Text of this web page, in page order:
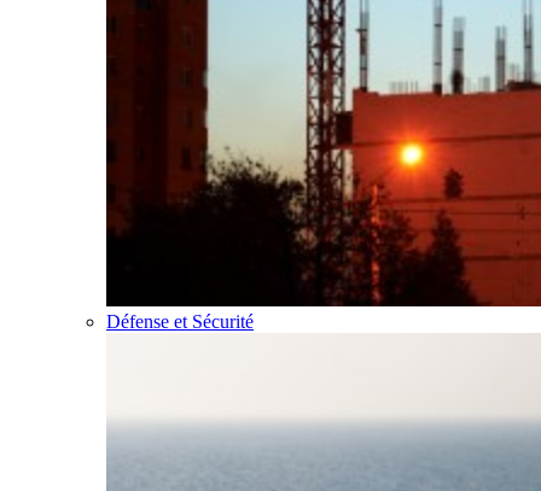
Défense et Sécurité